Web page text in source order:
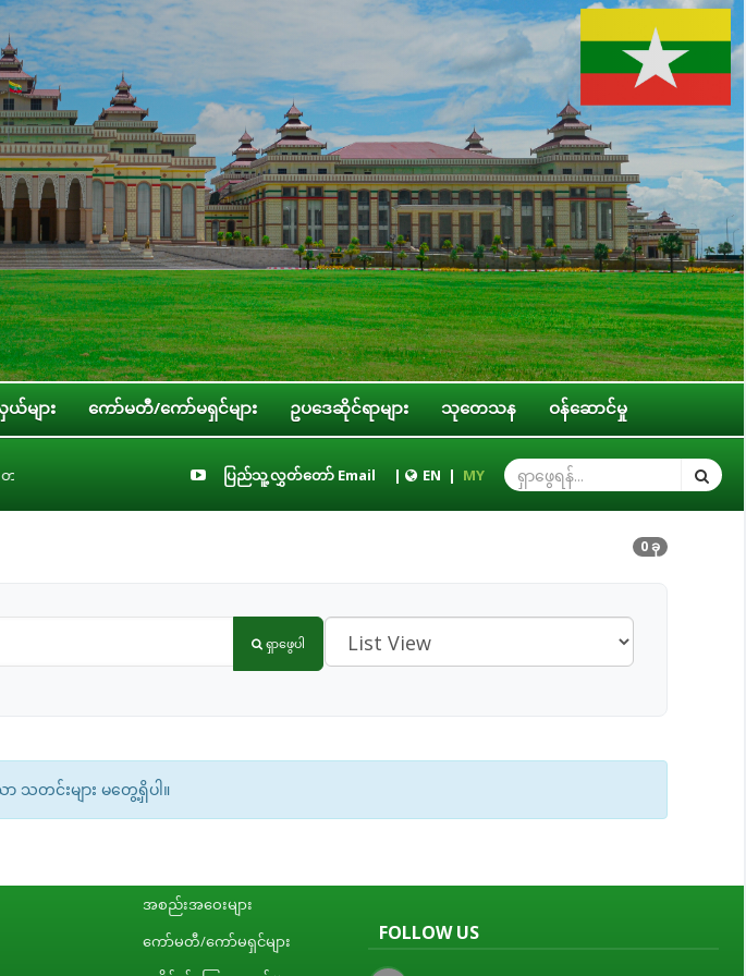
များ ကော်မတီ/ကော်မရှင်များ ဥပဒေဆိုင်ရာများ သုတေသန ဝန်ဆောင်မှု
စိစစ်ရေးကော်မတီနှင့် ပြည်ထောင်စုအဆင့် အဖွဲ့အစည်းများ၊ ဝန်ကြီးဌာနများ၊ တိုင်းဒေသကြီး/ပြည်နယ် အစိုးရအဖွဲ့တို့နှင့်
ပြည်သူ့လွှတ်တော် Email | EN | MY
0 ခု
ရှာဖွေပါ
တင်းများ မတွေ့ရှိပါ။
အစည်းအဝေးများ
ကော်မတီ/ကော်မရှင်များ
FOLLOW US